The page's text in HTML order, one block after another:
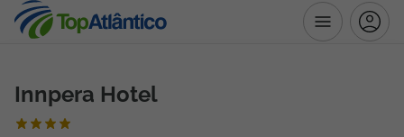
Destinos
Innpera Hotel